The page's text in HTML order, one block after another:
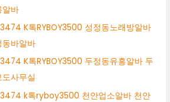
알바
K톡RYBOY3500 성정동노래방알바
동바알바
K톡RYBOY3500 두정동유흥알바 두
사무실
k톡ryboy3500 천안업소알바 천안